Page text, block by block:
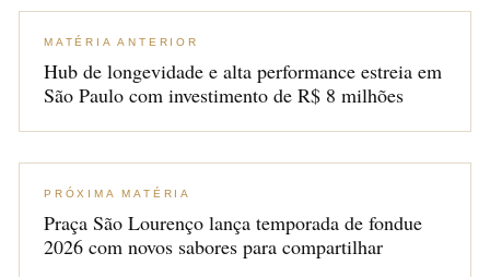
MATÉRIA ANTERIOR
Hub de longevidade e alta performance estreia em
São Paulo com investimento de R$ 8 milhões
PRÓXIMA MATÉRIA
Praça São Lourenço lança temporada de fondue
2026 com novos sabores para compartilhar